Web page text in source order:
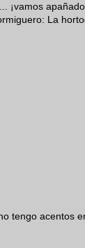
¡vamos
La
tengo acentos